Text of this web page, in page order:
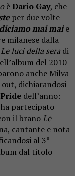
è Dario Gay, che
per due volte
mai maie
milanese dalla
Le luci della sera di
del 2010
anche Milva
dichiarandosi
dell’anno:
ha partecipato
il branoLe
cantante e nota
al 3°
dal titolo